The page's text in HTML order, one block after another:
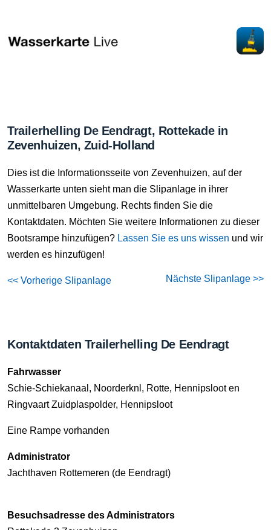
Trailerhelling De Eendragt, Rottekade in
Zevenhuizen, Zuid-Holland
Dies ist die Informationsseite von Zevenhuizen, auf der
Wasserkarte unten sieht man die Slipanlage in ihrer
unmittelbaren Umgebung. Rechts finden Sie die
Kontaktdaten. Möchten Sie weitere Informationen zu dieser
Bootsrampe hinzufügen? Lassen Sie es uns wissen und wir
werden es hinzufügen!
<< Vorherige Slipanlage Nächste Slipanlage >>
Kontaktdaten Trailerhelling De Eendragt
Fahrwasser
Schie-Schiekanaal, Noorderknl, Rotte, Hennipsloot en
Ringvaart Zuidplaspolder, Hennipsloot
Eine Rampe vorhanden
Administrator
Jachthaven Rottemeren (de Eendragt)
Besuchsadresse des Administrators